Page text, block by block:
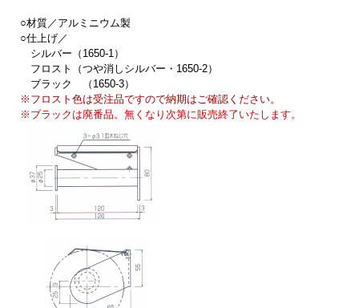
○材質／アルミニウム製
○仕上げ／
シルバー（1650-1）
フロスト（つや消しシルバー・1650-2）
ブラック （1650-3）
※フロスト色は受注品ですので納期はご確認ください。
※ブラックは廃番品。無くなり次第に販売終了いたします。